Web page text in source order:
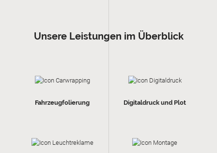
Unsere Leistungen im Überblick
Fahrzeugfolierung Digitaldruck und Plot